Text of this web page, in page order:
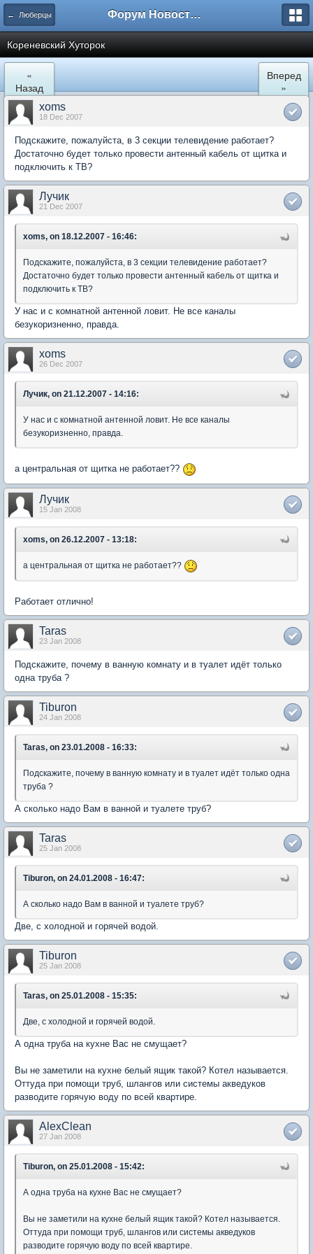
← Люберцы Форум Новостройки
Кореневский Хуторок
«
Назад
Вперед
»
xoms
18 Dec 2007
Подскажите, пожалуйста, в 3 секции телевидение работает?
Достаточно будет только провести антенный кабель от щитка и
подключить к ТВ?
Лучик
21 Dec 2007
xoms, on 18.12.2007 - 16:46:
Подскажите, пожалуйста, в 3 секции телевидение работает?
Достаточно будет только провести антенный кабель от щитка и
подключить к ТВ?
У нас и с комнатной антенной ловит. Не все каналы
безукоризненно, правда.
xoms
26 Dec 2007
Лучик, on 21.12.2007 - 14:16:
У нас и с комнатной антенной ловит. Не все каналы
безукоризненно, правда.
а центральная от щитка не работает??
Лучик
15 Jan 2008
xoms, on 26.12.2007 - 13:18:
а центральная от щитка не работает??
Работает отлично!
Taras
23 Jan 2008
Подскажите, почему в ванную комнату и в туалет идёт только
одна труба ?
Tiburon
24 Jan 2008
Taras, on 23.01.2008 - 16:33:
Подскажите, почему в ванную комнату и в туалет идёт только одна
труба ?
А сколько надо Вам в ванной и туалете труб?
Taras
25 Jan 2008
Tiburon, on 24.01.2008 - 16:47:
А сколько надо Вам в ванной и туалете труб?
Две, с холодной и горячей водой.
Tiburon
25 Jan 2008
Taras, on 25.01.2008 - 15:35:
Две, с холодной и горячей водой.
А одна труба на кухне Вас не смущает?
Вы не заметили на кухне белый ящик такой? Котел называется.
Оттуда при помощи труб, шлангов или системы акведуков
разводите горячую воду по всей квартире.
AlexClean
27 Jan 2008
Tiburon, on 25.01.2008 - 15:42:
А одна труба на кухне Вас не смущает?
Вы не заметили на кухне белый ящик такой? Котел называется.
Оттуда при помощи труб, шлангов или системы акведуков
разводите горячую воду по всей квартире.